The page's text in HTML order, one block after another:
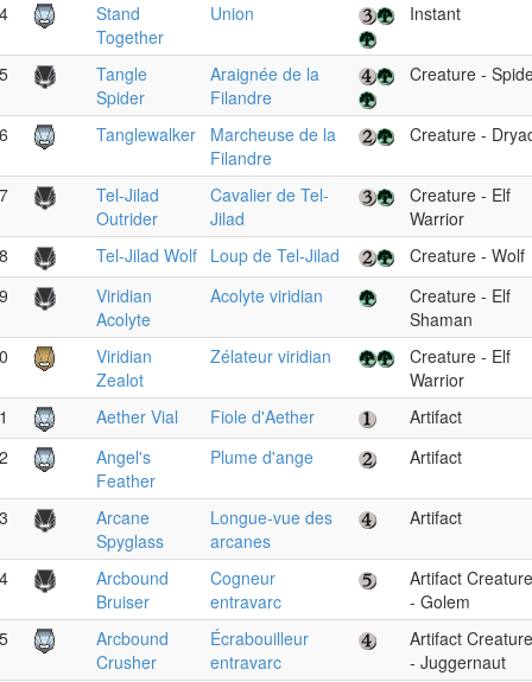
Stand
Together
Union Instant
Tangle
Spider
Araignée de la
Filandre
Creature -
Tanglewalker
Marcheuse de la
Filandre
Creature -
Tel-Jilad
Outrider
Cavalier de Tel-
Jilad
Creature - Elf
Warrior
Tel-Jilad Wolf Loup de Tel-Jilad
Creature - Wolf
Viridian
Acolyte
Acolyte viridian
Creature - Elf
Shaman
Viridian
Zealot
Zélateur viridian
Creature - Elf
Warrior
Aether Vial Fiole d'Aether
Artifact
Angel's
Feather
Plume d'ange Artifact
Arcane
Spyglass
Longue-vue des
arcanes
Artifact
Arcbound
Bruiser
Cogneur
entravarc
Artifact Creature
- Golem
Arcbound
Crusher
Écrabouilleur
entravarc
Artifact Creature
- Juggernaut